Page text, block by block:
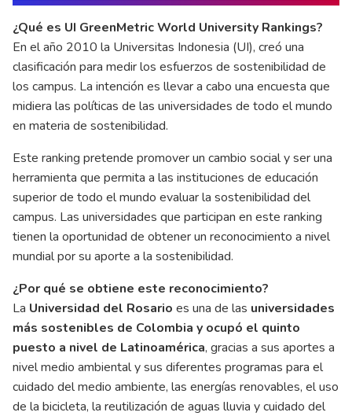
¿Qué es UI GreenMetric World University Rankings?
En el año 2010 la Universitas Indonesia (UI), creó una
clasificación para medir los esfuerzos de sostenibilidad de
los campus. La intención es llevar a cabo una encuesta que
midiera las políticas de las universidades de todo el mundo
en materia de sostenibilidad.
Este ranking pretende promover un cambio social y ser una
herramienta que permita a las instituciones de educación
superior de todo el mundo evaluar la sostenibilidad del
campus. Las universidades que participan en este ranking
tienen la oportunidad de obtener un reconocimiento a nivel
mundial por su aporte a la sostenibilidad.
¿Por qué se obtiene este reconocimiento?
La Universidad del Rosario es una de las universidades
más sostenibles de Colombia y ocupó el quinto
puesto a nivel de Latinoamérica, gracias a sus aportes a
nivel medio ambiental y sus diferentes programas para el
cuidado del medio ambiente, las energías renovables, el uso
de la bicicleta, la reutilización de aguas lluvia y cuidado del